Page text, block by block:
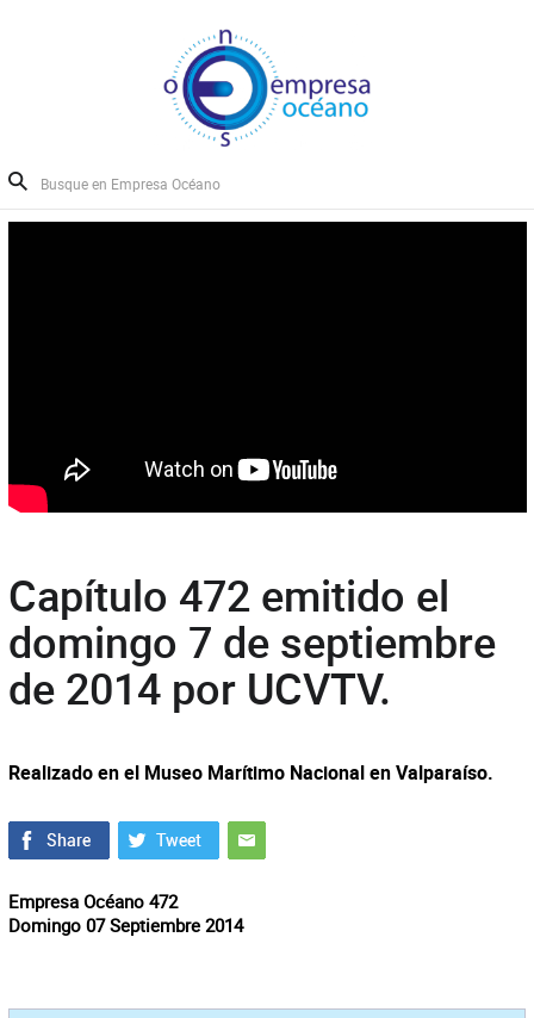
Capítulo 472 emitido el
domingo 7 de septiembre
de 2014 por UCVTV.
Realizado en el Museo Marítimo Nacional en Valparaíso.
Empresa Océano 472
Domingo 07 Septiembre 2014